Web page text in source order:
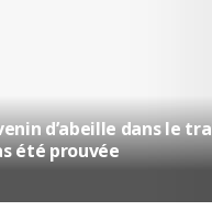
d’abeille dans le
été prouvée